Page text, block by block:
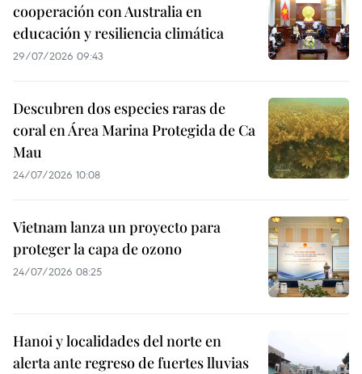
cooperación con Australia en
educación y resiliencia climática
29/07/2026 09:43
Descubren dos especies raras de
coral en Área Marina Protegida de Ca
Mau
24/07/2026 10:08
Vietnam lanza un proyecto para
proteger la capa de ozono
24/07/2026 08:25
Hanoi y localidades del norte en
alerta ante regreso de fuertes lluvias